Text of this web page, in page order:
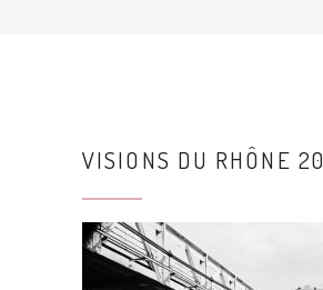
VISIONS DU RHÔNE 20